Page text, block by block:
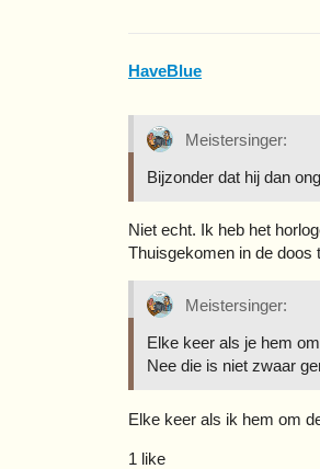
HaveBlue
Meistersinger:
Bijzonder dat hij dan
Niet echt. Ik heb het
Thuisgekomen in de doos
Meistersinger:
Elke keer als je hem
Nee die is niet zwaar
Elke keer als ik hem om
1 like